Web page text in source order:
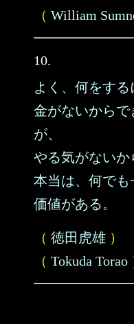
（ William
10.
よく、何をする
金がないから
が、
やる気がないか
本当は、何で
価値がある。
（ 徳田虎雄 ）
（ Tokuda Torao